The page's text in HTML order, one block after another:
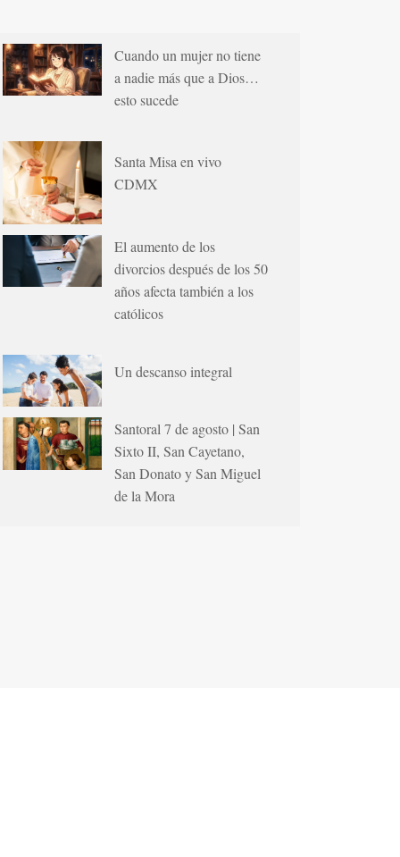
Cuando un mujer no tiene
a nadie más que a Dios…
esto sucede
Santa Misa en vivo
CDMX
El aumento de los
divorcios después de los 50
años afecta también a los
católicos
Un descanso integral
Santoral 7 de agosto | San
Sixto II, San Cayetano,
San Donato y San Miguel
de la Mora